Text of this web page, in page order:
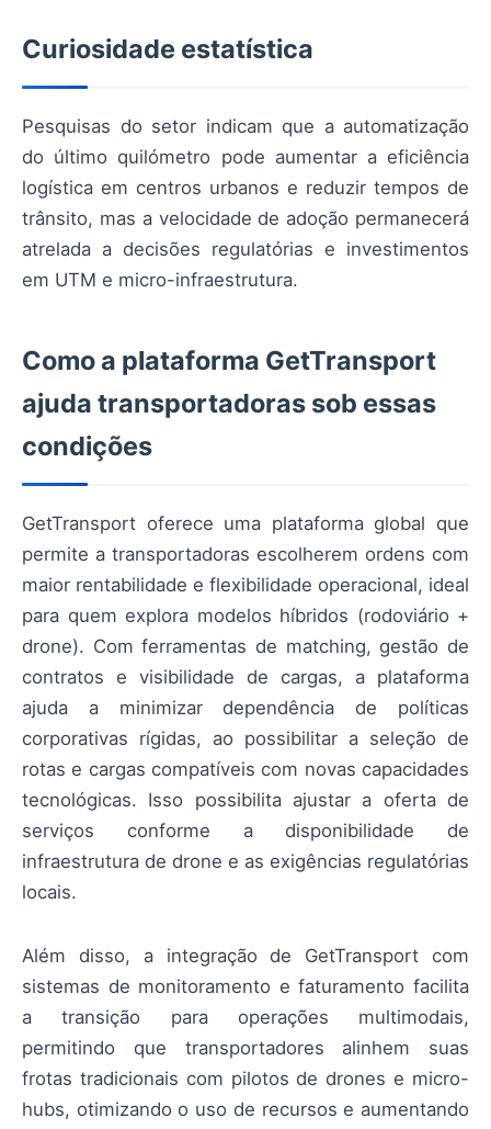
Curiosidade estatística
Pesquisas do setor indicam que a automatização
do último quilómetro pode aumentar a eficiência
logística em centros urbanos e reduzir tempos de
trânsito, mas a velocidade de adoção permanecerá
atrelada a decisões regulatórias e investimentos
em UTM e micro-infraestrutura.
Como a plataforma GetTransport
ajuda transportadoras sob essas
condições
GetTransport oferece uma plataforma global que
permite a transportadoras escolherem ordens com
maior rentabilidade e flexibilidade operacional, ideal
para quem explora modelos híbridos (rodoviário +
drone). Com ferramentas de matching, gestão de
contratos e visibilidade de cargas, a plataforma
ajuda a minimizar dependência de políticas
corporativas rígidas, ao possibilitar a seleção de
rotas e cargas compatíveis com novas capacidades
tecnológicas. Isso possibilita ajustar a oferta de
serviços conforme a disponibilidade de
infraestrutura de drone e as exigências regulatórias
locais.
Além disso, a integração de GetTransport com
sistemas de monitoramento e faturamento facilita
a transição para operações multimodais,
permitindo que transportadores alinhem suas
frotas tradicionais com pilotos de drones e micro-
hubs, otimizando o uso de recursos e aumentando